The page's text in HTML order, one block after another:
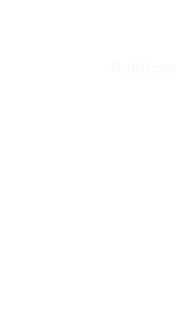
Política de Troca, Devolução e